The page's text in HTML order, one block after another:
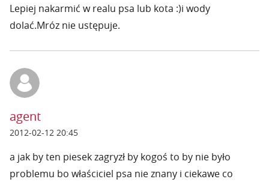
Lepiej nakarmić w realu psa lub kota :)i wody
dolać.Mróz nie ustępuje.
agent
2012-02-12 20:45
a jak by ten piesek zagryzł by kogoś to by nie było
problemu bo właściciel psa nie znany i ciekawe co